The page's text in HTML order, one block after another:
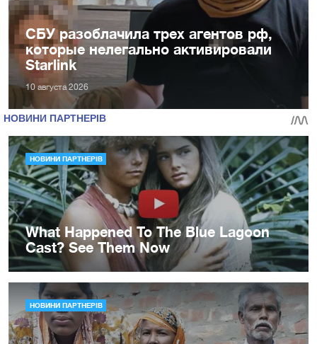
СБУ разоблачила трех агентов рф,
которые нелегально активировали
Starlink
10 августа 2026